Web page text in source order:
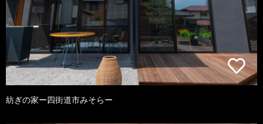
紡ぎの家ー四街道市みそらー